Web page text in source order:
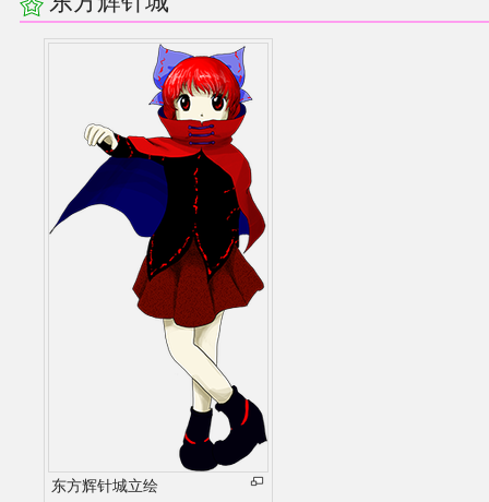
东方辉针城立绘